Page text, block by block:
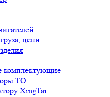
цепи
комплектующие
ТО
XingTai